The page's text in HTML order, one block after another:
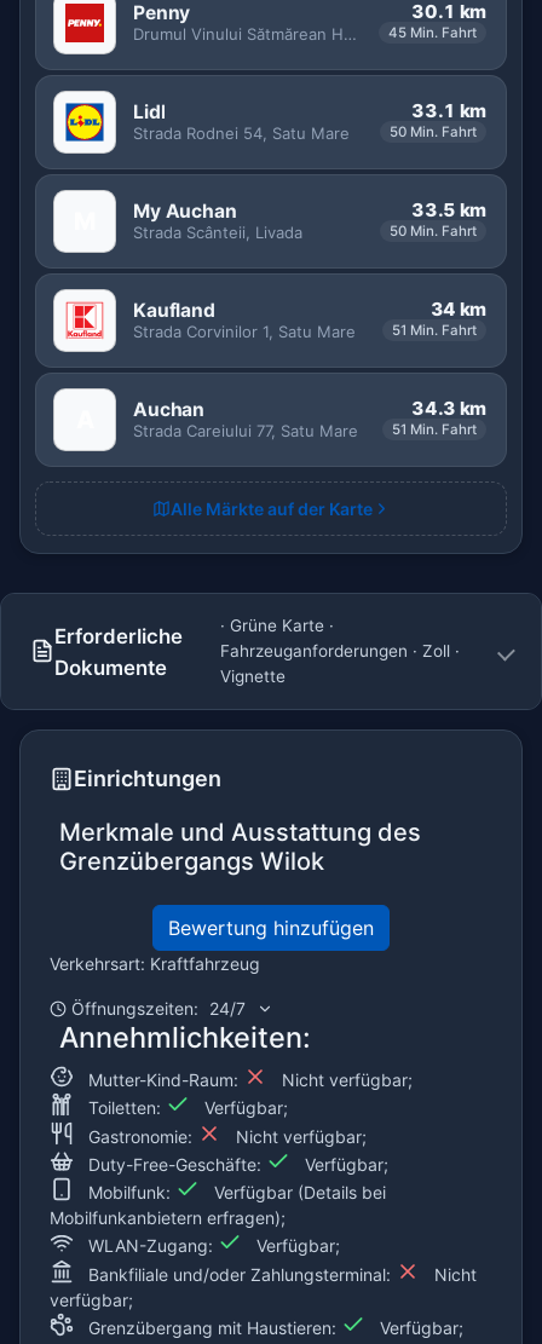
Penny
Drumul Vinului Sătmărean Halmeu Vii-Orașu Nou, Turț
30.1 km
45 Min. Fahrt
Lidl
Strada Rodnei 54, Satu Mare
33.1 km
50 Min. Fahrt
My Auchan
Strada Scânteii, Livada
33.5 km
50 Min. Fahrt
Kaufland
Strada Corvinilor 1, Satu Mare
34 km
51 Min. Fahrt
Auchan
Strada Careiului 77, Satu Mare
34.3 km
51 Min. Fahrt
Alle Märkte auf der Karte
Erforderliche
Dokumente
· Grüne Karte ·
Fahrzeuganforderungen · Zoll ·
Vignette
Einrichtungen
Merkmale und Ausstattung des
Grenzübergangs Wilok
Bewertung hinzufügen
Verkehrsart: Kraftfahrzeug
Öffnungszeiten: 24/7
Annehmlichkeiten:
Mutter-Kind-Raum:
Nicht verfügbar;
Toiletten:
Verfügbar;
Gastronomie:
Nicht verfügbar;
Duty-Free-Geschäfte:
Verfügbar;
Mobilfunk:
Verfügbar (Details bei
Mobilfunkanbietern erfragen);
WLAN-Zugang:
Verfügbar;
Bankfiliale und/oder Zahlungsterminal:
Nicht
verfügbar;
Grenzübergang mit Haustieren:
Verfügbar;